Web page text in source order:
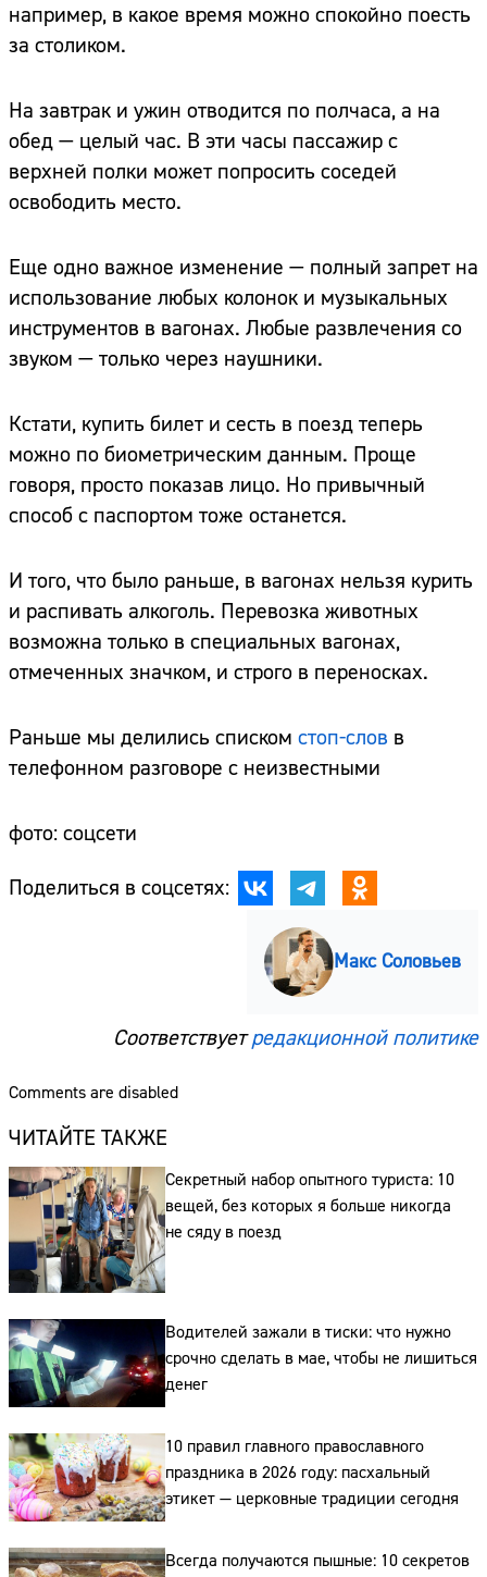
например, в какое время можно спокойно поесть
за столиком.
На завтрак и ужин отводится по полчаса, а на
обед — целый час. В эти часы пассажир с
верхней полки может попросить соседей
освободить место.
Еще одно важное изменение — полный запрет на
использование любых колонок и музыкальных
инструментов в вагонах. Любые развлечения со
звуком — только через наушники.
Кстати, купить билет и сесть в поезд теперь
можно по биометрическим данным. Проще
говоря, просто показав лицо. Но привычный
способ с паспортом тоже останется.
И того, что было раньше, в вагонах нельзя курить
и распивать алкоголь. Перевозка животных
возможна только в специальных вагонах,
отмеченных значком, и строго в переносках.
Раньше мы делились списком стоп-слов в
телефонном разговоре с неизвестными
фото: соцсети
Поделиться в соцсетях:
Макс Соловьев
Соответствуетредакционной политике
Comments are disabled
ЧИТАЙТЕ ТАКЖЕ
Секретный набор опытного туриста: 10
вещей, без которых я больше никогда
не сяду в поезд
Водителей зажали в тиски: что нужно
срочно сделать в мае, чтобы не лишиться
денег
10 правил главного православного
праздника в 2026 году: пасхальный
этикет — церковные традиции сегодня
Всегда получаются пышные: 10 секретов